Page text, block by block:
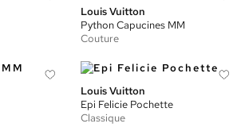
Louis Vuitton
Python Capucines MM
Couture
Louis Vuitton
Epi Felicie Pochette
Classique